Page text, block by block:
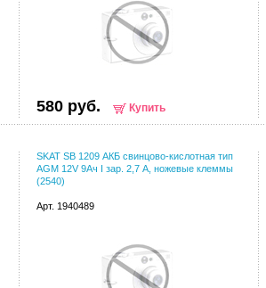
580 руб. Купить
SKAT SB 1209 АКБ свинцово-кислотная тип
AGM 12V 9Ач I зар. 2,7 А, ножевые клеммы
(2540)
Арт. 1940489